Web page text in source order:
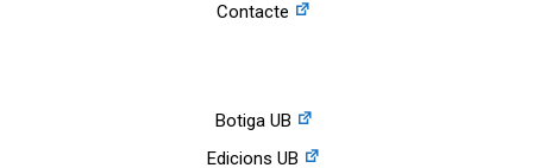
Contacte
Botiga UB
Edicions UB